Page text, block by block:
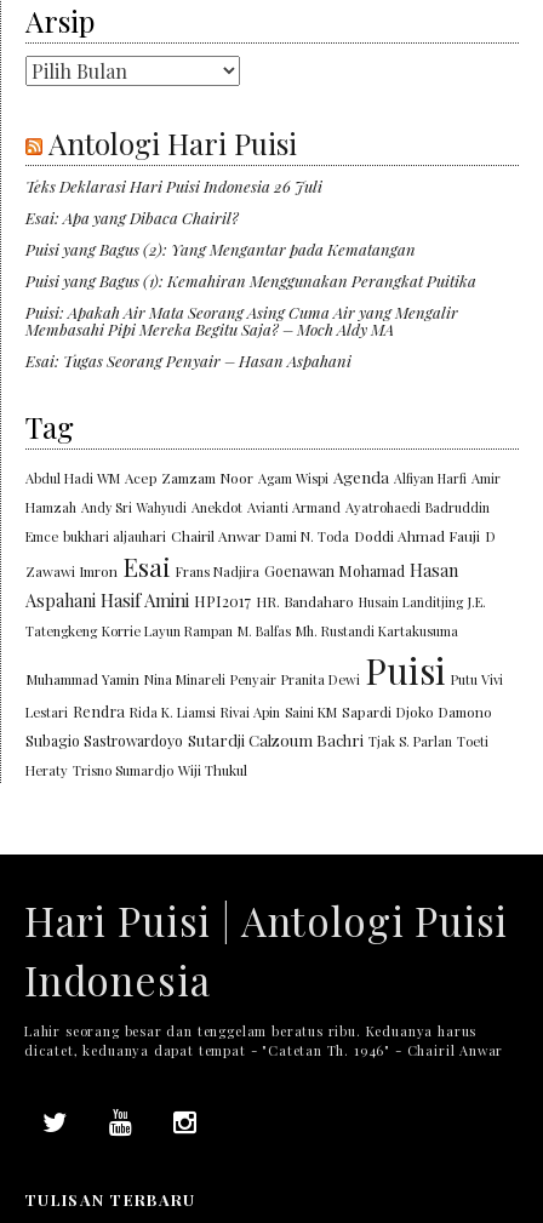
Arsip
Arsip
Antologi Hari Puisi
Teks Deklarasi Hari Puisi Indonesia 26 Juli
Esai: Apa yang Dibaca Chairil?
Puisi yang Bagus (2): Yang Mengantar pada Kematangan
Puisi yang Bagus (1): Kemahiran Menggunakan Perangkat Puitika
Puisi: Apakah Air Mata Seorang Asing Cuma Air yang Mengalir
Membasahi Pipi Mereka Begitu Saja? – Moch Aldy MA
Esai: Tugas Seorang Penyair – Hasan Aspahani
Tag
Abdul Hadi WM Acep Zamzam Noor Agam Wispi Agenda Alfiyan Harfi Amir
Hamzah Andy Sri Wahyudi Anekdot Avianti Armand Ayatrohaedi Badruddin
Emce bukhari aljauhari Chairil Anwar Dami N. Toda Doddi Ahmad Fauji D
Zawawi Imron Esai Frans Nadjira Goenawan Mohamad Hasan
Aspahani Hasif Amini HPI2017 HR. Bandaharo Husain Landitjing J.E.
Tatengkeng Korrie Layun Rampan M. Balfas Mh. Rustandi Kartakusuma
Muhammad Yamin Nina Minareli Penyair Pranita Dewi Puisi Putu Vivi
Lestari Rendra Rida K. Liamsi Rivai Apin Saini KM Sapardi Djoko Damono
Subagio Sastrowardoyo Sutardji Calzoum Bachri Tjak S. Parlan Toeti
Heraty Trisno Sumardjo Wiji Thukul
Hari Puisi | Antologi Puisi
Indonesia
Lahir seorang besar dan tenggelam beratus ribu. Keduanya harus
dicatet, keduanya dapat tempat - "Catetan Th. 1946" - Chairil Anwar
TULISAN TERBARU